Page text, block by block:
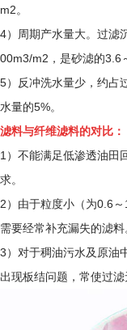
m2。
4）周期产水量大。过滤
00m3/m2，是砂滤的3.6
5）反冲洗水量少，约占
水量的5%。
滤料与纤维滤料的对比：
1）不能满足低渗透油田
求。
2）由于粒度小（为0.6
需要经常补充漏失的滤料
3）对于稠油污水及原油
出现板结问题，常使过